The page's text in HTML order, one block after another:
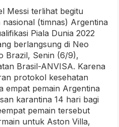
Messi terlihat begitu
(timnas) Argentina
Piala Dunia 2022
berlangsung di Neo
Brazil, Senin (6/9),
Brasil-ANVISA. Karena
protokol kesehatan
empat pemain Argentina
karantina 14 hari bagi
pemain tersebut
untuk Aston Villa,